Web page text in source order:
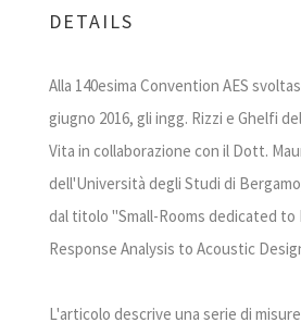
DETAILS
Alla 140esima Convention AES
giugno 2016, gli ingg. Rizzi e Ghelfi
Vita in collaborazione con il Dott.
dell'Università degli Studi di
dal titolo "Small-Rooms dedicated to
Response Analysis to Acoustic
L'articolo descrive una serie di